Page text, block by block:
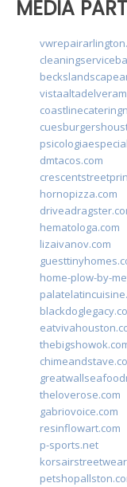
MEDIA
dmtacos.com
hornopizza.com
hematologa.com
lizaivanov.com
home-plow-by-
theloverose.com
gabriovoice.com
resinflowart.com
p-sports.net